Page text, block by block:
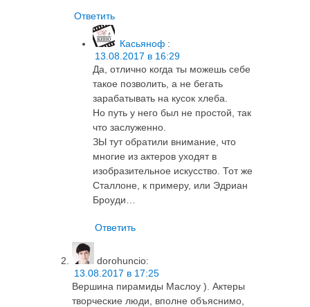
Ответить
Касьяноф :
13.08.2017 в 16:29
Да, отлично когда ты можешь себе
такое позволить, а не бегать
зарабатывать на кусок хлеба.
Но путь у него был не простой, так
что заслуженно.
ЗЫ тут обратили внимание, что
многие из актеров уходят в
изобразительное искусство. Тот же
Сталлоне, к примеру, или Эдриан
Броуди…
Ответить
dorohuncio:
13.08.2017 в 17:25
Вершина пирамиды Маслоу ). Актеры
творческие люди, вполне объяснимо,